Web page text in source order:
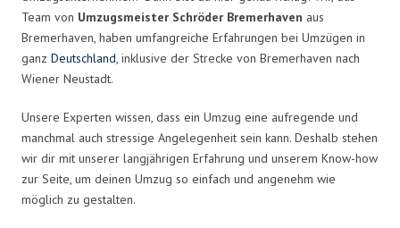
Team von Umzugsmeister Schröder Bremerhaven aus
Bremerhaven, haben umfangreiche Erfahrungen bei Umzügen in
ganz Deutschland, inklusive der Strecke von Bremerhaven nach
Wiener Neustadt.
Unsere Experten wissen, dass ein Umzug eine aufregende und
manchmal auch stressige Angelegenheit sein kann. Deshalb stehen
wir dir mit unserer langjährigen Erfahrung und unserem Know-how
zur Seite, um deinen Umzug so einfach und angenehm wie
möglich zu gestalten.